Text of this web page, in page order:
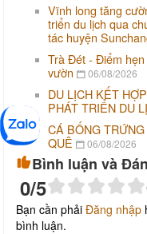
Vĩnh long tăng
triển du lịch qua
tác huyện
Trà Đét - Điểm
vườn
06/08/2026
DU LỊCH KẾT
PHÁT TRIỂN DU
CÁ BỐNG
QUÊ
06/08/2026
Bình luận và
0/5
Bạn cần phải Đăng nhập
bình luận.